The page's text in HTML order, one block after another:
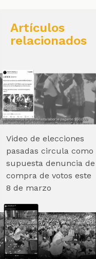
Artículos
relacionados
Video de elecciones
pasadas circula como
supuesta denuncia de
compra de votos este
8 de marzo